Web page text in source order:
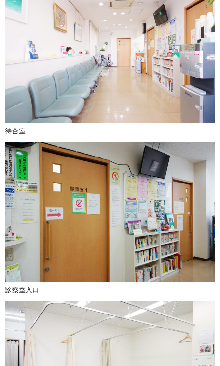
待合室
診察室入口